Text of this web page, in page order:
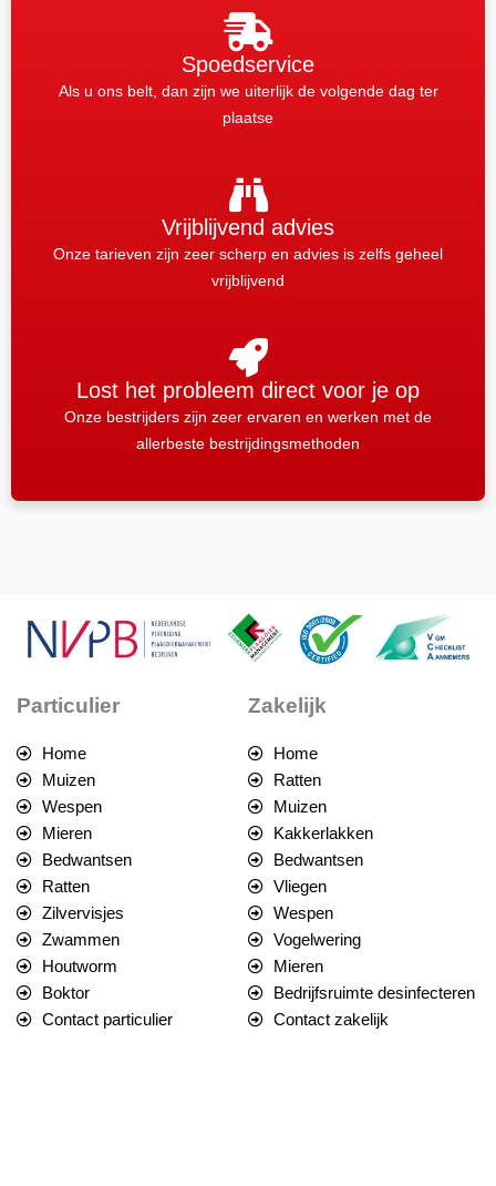
Spoedservice
Als u ons belt, dan zijn we uiterlijk de volgende dag ter
plaatse
Vrijblijvend advies
Onze tarieven zijn zeer scherp en advies is zelfs geheel
vrijblijvend
Lost het probleem direct voor je op
Onze bestrijders zijn zeer ervaren en werken met de
allerbeste bestrijdingsmethoden
Particulier
Home
Muizen
Wespen
Mieren
Bedwantsen
Ratten
Zilvervisjes
Zwammen
Houtworm
Boktor
Contact particulier
Zakelijk
Home
Ratten
Muizen
Kakkerlakken
Bedwantsen
Vliegen
Wespen
Vogelwering
Mieren
Bedrijfsruimte desinfecteren
Contact zakelijk